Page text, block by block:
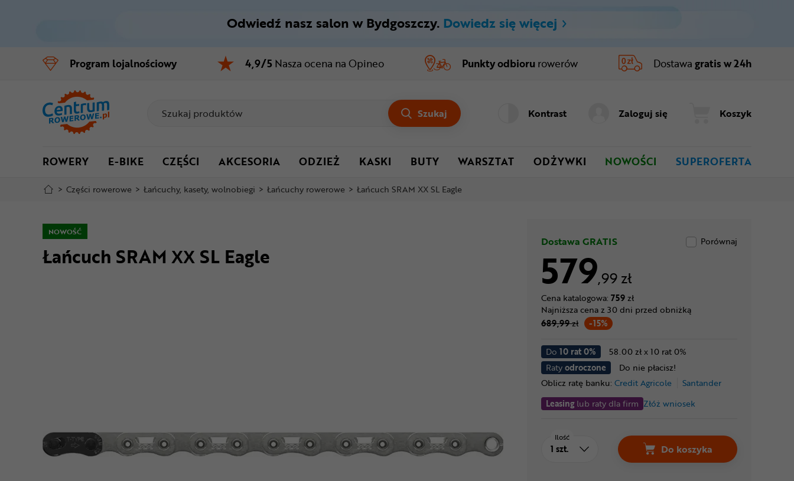
Menu główne
Informacje o produkcie
Do koszyka
Szczegółowe informacje
Odwiedź nasz salon w Bydgoszczy. Dowiedz się więcej
Program lojalnościowy 4,9/5 Nasza ocena na Opineo Punkty odbioru rowerów Dostawa gratis w 24h
Szukaj Kontrast Zaloguj się Koszyk
ROWERY E-BIKE CZĘŚCI AKCESORIA ODZIEŻ KASKI BUTY WARSZTAT ODŻYWKI NOWOŚCI SUPEROFERTA
> Części rowerowe > Łańcuchy, kasety, wolnobiegi > Łańcuchy rowerowe > Łańcuch SRAM XX SL Eagle
NOWOŚĆ
Łańcuch SRAM XX SL Eagle
Dostawa GRATIS Porównaj
579,99 zł
Cena katalogowa: 759zł
-15%
Najniższa cena z 30 dni przed obniżką
689,99zł
Do 10 rat 0%
58.00 zł x 10 rat 0%
Ratyodroczone
Do nie płacisz!
Oblicz ratę banku: Credit Agricole
Santander
Leasinglub raty dla firm Złóż wniosek
Ilość
Do koszyka